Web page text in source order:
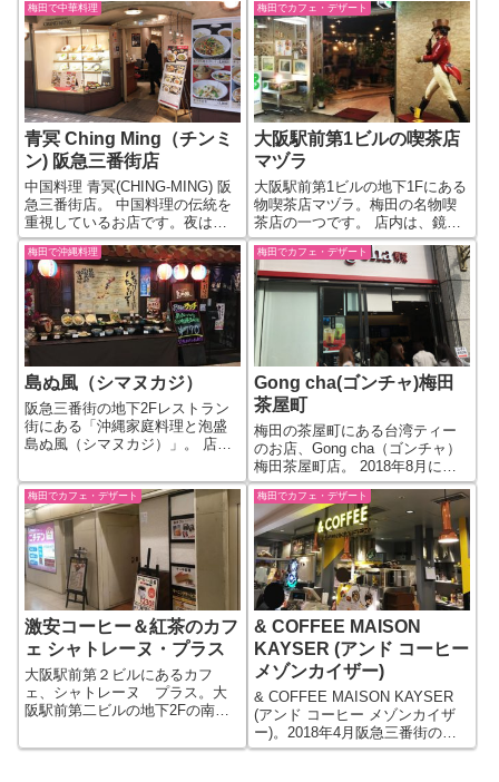
梅田で中華料理
青冥 Ching Ming（チンミ
ン) 阪急三番街店
中国料理 青冥(CHING-MING) 阪
急三番街店。 中国料理の伝統を
重視しているお店です。夜は中
国料理のディナーコースがおす
すめです。 【青冥 阪急三番街店
店舗情報】 お店の種類中国料理
エリア阪急三番街 所在地〒530-
0012 大...
梅田でカフェ・デザート
大阪駅前第1ビルの喫茶店
マヅラ
大阪駅前第1ビルの地下1Fにある
物喫茶店マヅラ。梅田の名物喫
茶店の一つです。 店内は、鏡や
ミラーボールがある煌びやかな
内装になっています。店名の
「マヅラ」の由来は創業者でマ
スターの劉 盛森さんの思い出の
島「マドゥラ島」にちなんでい
ます。 マ...
梅田で沖縄料理
島ぬ風（シマヌカジ）
阪急三番街の地下2Fレストラン
街にある「沖縄家庭料理と泡盛
島ぬ風（シマヌカジ）」。 店名
ーヤチャンプルなど沖縄の定番
料理やアレンジ料理が楽しめる
お店です。 ランチタイムメニュ
ーも実施しています。 なお、沖
縄のお...
梅田でカフェ・デザート
Gong cha(ゴンチャ)梅田
茶屋町
梅田の茶屋町にある台湾ティー
のお店、Gong cha（ゴンチャ）
梅田茶屋町店。 2018年8月にオ
ープンしたお店ですが、週末を
中心にすごい行列ができている
状態です。 ゴンチャは「貢茶」
の意味で、かって中国の皇帝に
献上された最高級のお茶とい
う...
梅田でカフェ・デザート
激安コーヒー＆紅茶のカフ
ェ シャトレーヌ・プラス
大阪駅前第２ビルにあるカフ
ェ、シャトレーヌ プラス。大
阪駅前第二ビルの地下2Fの南側
ります。 外から中が伺えます
梅田でカフェ・デザート
& COFFEE MAISON
KAYSER (アンド コーヒー
メゾンカイザー)
& COFFEE MAISON KAYSER
(アンド コーヒー メゾンカイザ
ー)。2018年4月阪急三番街の北
館B2にオープンした飲食街